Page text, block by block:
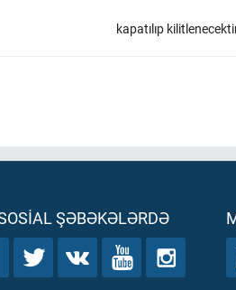
kapatılıp
ŞƏBƏKƏLƏRDƏ